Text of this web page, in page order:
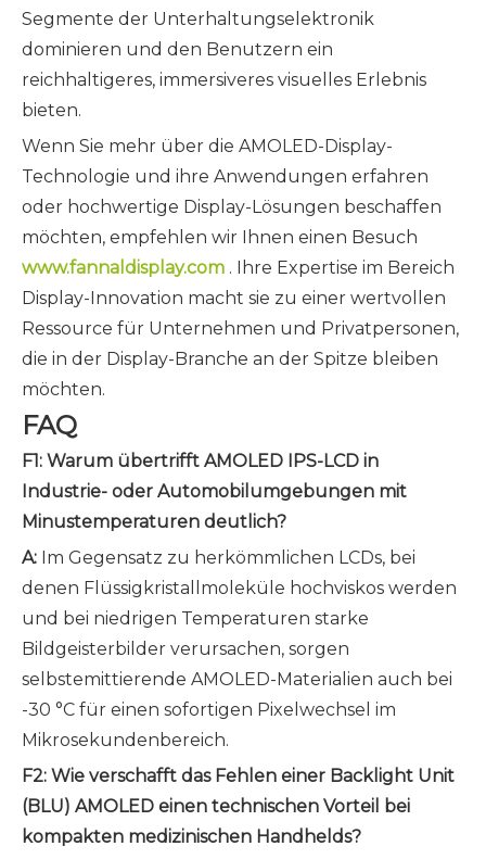
Segmente der Unterhaltungselektronik
dominieren und den Benutzern ein
reichhaltigeres, immersiveres visuelles Erlebnis
bieten.
Wenn Sie mehr über die AMOLED-Display-
Technologie und ihre Anwendungen erfahren
oder hochwertige Display-Lösungen beschaffen
möchten, empfehlen wir Ihnen einen Besuch
www.fannaldisplay.com . Ihre Expertise im Bereich
Display-Innovation macht sie zu einer wertvollen
Ressource für Unternehmen und Privatpersonen,
die in der Display-Branche an der Spitze bleiben
möchten.
FAQ
F1: Warum übertrifft AMOLED IPS-LCD in
Industrie- oder Automobilumgebungen mit
Minustemperaturen deutlich?
A: Im Gegensatz zu herkömmlichen LCDs, bei
denen Flüssigkristallmoleküle hochviskos werden
und bei niedrigen Temperaturen starke
Bildgeisterbilder verursachen, sorgen
selbstemittierende AMOLED-Materialien auch bei
-30 °C für einen sofortigen Pixelwechsel im
Mikrosekundenbereich.
F2: Wie verschafft das Fehlen einer Backlight Unit
(BLU) AMOLED einen technischen Vorteil bei
kompakten medizinischen Handhelds?